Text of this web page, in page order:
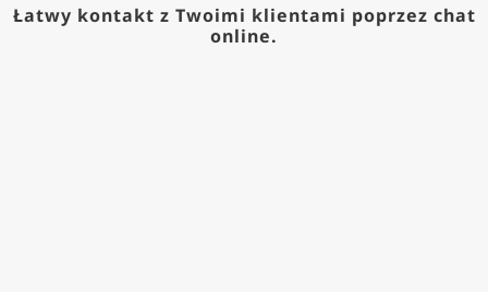
Łatwy kontakt z Twoimi klientami poprzez chat
online.